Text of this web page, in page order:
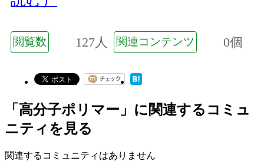
閲覧数 127人 関連コンテンツ 0個
「高分子ポリマー」に関連するコミュ
ニティを見る
関連するコミュニティはありません